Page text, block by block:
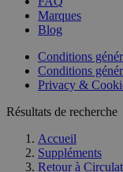
Marques
Blog
Conditions
Conditions
Privacy &
Résultats de recherche
Accueil
Suppléments
Retour à